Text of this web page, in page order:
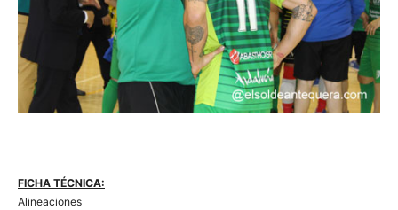
FICHA TÉCNICA:
Alineaciones